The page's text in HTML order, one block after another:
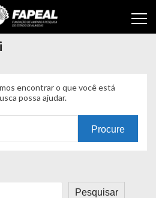
encontrar o que você está
possa ajudar.
Pesquisar